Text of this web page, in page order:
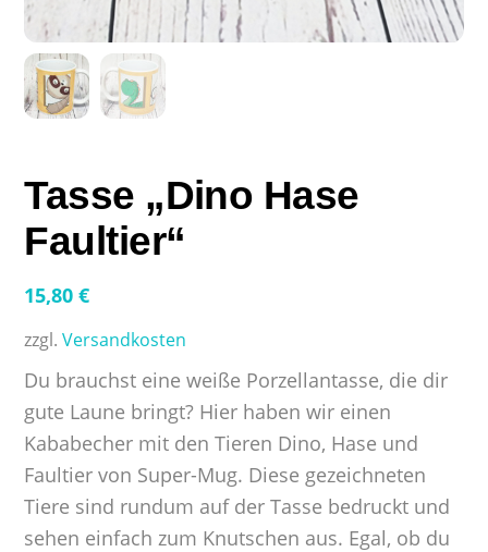
Tasse „Dino Hase
Faultier“
15,80€
zzgl.Versandkosten
Du brauchst eine weiße Porzellantasse, die dir
gute Laune bringt? Hier haben wir einen
Kababecher mit den Tieren Dino, Hase und
Faultier von Super-Mug. Diese gezeichneten
Tiere sind rundum auf der Tasse bedruckt und
sehen einfach zum Knutschen aus. Egal, ob du